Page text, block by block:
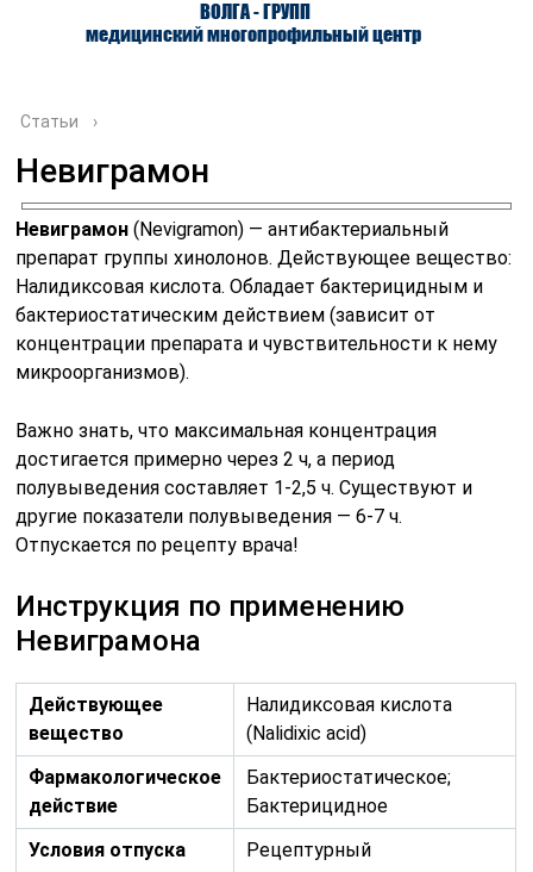
ВОЛГА - ГРУПП
медицинский многопрофильный центр
О ЦЕНТРЕ ВРАЧИ УСЛУГИ
Статьи ›
Невиграмон
Невиграмон (Nevigramon) — антибактериальный
препарат группы хинолонов. Действующее вещество:
Налидиксовая кислота. Обладает бактерицидным и
бактериостатическим действием (зависит от
концентрации препарата и чувствительности к нему
микроорганизмов).
Важно знать, что максимальная концентрация
достигается примерно через 2 ч, а период
полувыведения составляет 1-2,5 ч. Существуют и
другие показатели полувыведения — 6-7 ч.
Отпускается по рецепту врача!
Инструкция по применению
Невиграмона
Действующее
вещество
Налидиксовая кислота
(Nalidixic acid)
Фармакологическое
действие
Бактериостатическое;
Бактерицидное
Условия отпуска
Рецептурный